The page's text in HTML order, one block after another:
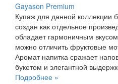
Gayason Premium
Купаж для данной коллекции
создан как отдельное
обладает гармоничным
можно отличить фруктовые
Аромат напитка сражает
букетом и элегантной
Подробнее »